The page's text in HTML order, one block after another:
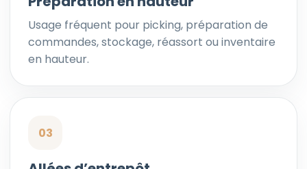
Usage fréquent pour picking, préparation de
commandes, stockage, réassort ou inventaire
en hauteur.
03